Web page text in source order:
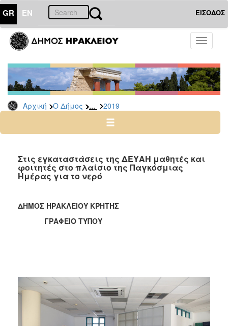
GR EN ΕΙΣΟΔΟΣ
Toggle
Αρχική Ο Δήμος ... 2019
ΔΗΜΟΣ
Δελτία
Τύπου
Αρχείο
2026
2024
2022
2021
2015
2013
2012
Στις εγκαταστάσεις της ΔΕΥΑΗ μαθητές και
φοιτητές στο πλαίσιο της Παγκόσμιας
Ημέρας για το νερό
ΔΗΜΟΣ ΗΡΑΚΛΕΙΟΥ ΚΡΗΤΗΣ
ΓΡΑΦΕΙΟ ΤΥΠΟΥ